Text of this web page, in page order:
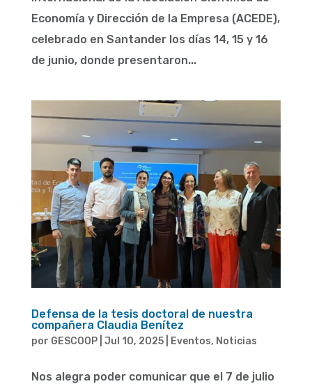
Economía y Dirección de la Empresa (ACEDE),
celebrado en Santander los días 14, 15 y 16
de junio, donde presentaron...
Defensa de la tesis doctoral de nuestra
compañera Claudia Benítez
por GESCOOP| Jul 10, 2025| Eventos, Noticias
Nos alegra poder comunicar que el 7 de julio